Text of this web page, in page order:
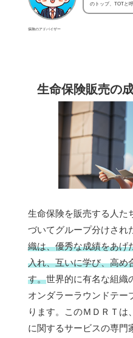
保険のアドバイザー
のトップ、TOTと
生命保険販売の
生命保険を販売する人た
づいてグループ分けされ
織は、優秀な成績をあげ
入れ、互いに学び、高め
す。世界的に有名な組織
オンダラーラウンドテー
ります。このＭＤＲＴは
に関するサービスの専門